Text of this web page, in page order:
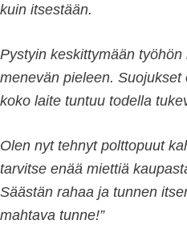
kuin itsestään.
Pystyin keskittymään
menevän pieleen.
koko laite tuntuu todella
Olen nyt tehnyt polttopuut
tarvitse enää miettiä
Säästän rahaa ja tunnen
mahtava tunne!”